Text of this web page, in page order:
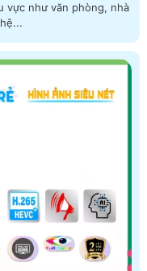
vực như văn phòng, nhà
nghệ...